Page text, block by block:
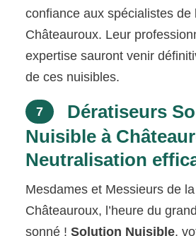
confiance aux spécialistes
Châteauroux. Leur
expertise sauront venir
de ces nuisibles.
7
Dératiseurs
Nuisible à
Neutralisation
Mesdames et Messieurs de
Châteauroux, l’heure du
sonné !Solution Nuisible,